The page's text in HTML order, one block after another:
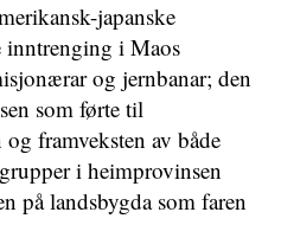
japanske
inntrenging i Maos
og jernbanar; den
som førte til
framveksten av både
i heimprovinsen
på landsbygda som faren